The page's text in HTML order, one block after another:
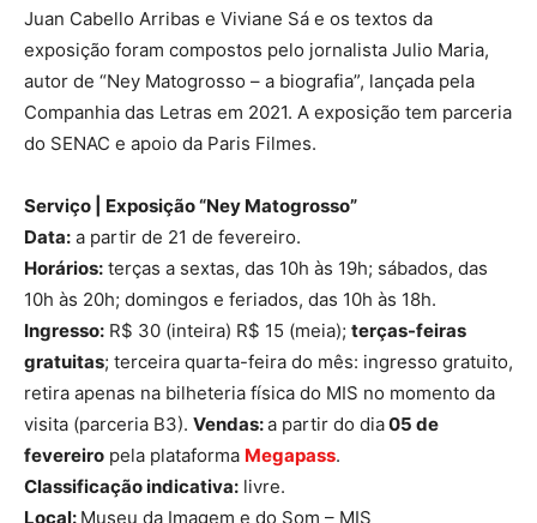
Juan Cabello Arribas e Viviane Sá e os textos da
exposição foram compostos pelo jornalista Julio Maria,
autor de “Ney Matogrosso – a biografia”, lançada pela
Companhia das Letras em 2021. A exposição tem parceria
do SENAC e apoio da Paris Filmes.
Serviço | Exposição “Ney Matogrosso”
Data: a partir de 21 de fevereiro.
Horários: terças a sextas, das 10h às 19h; sábados, das
10h às 20h; domingos e feriados, das 10h às 18h.
Ingresso: R$ 30 (inteira) R$ 15 (meia); terças-feiras
gratuitas; terceira quarta-feira do mês: ingresso gratuito,
retira apenas na bilheteria física do MIS no momento da
visita (parceria B3). Vendas:a partir do dia05 de
fevereiro pela plataforma Megapass.
Classificação indicativa: livre.
Local: Museu da Imagem e do Som – MIS